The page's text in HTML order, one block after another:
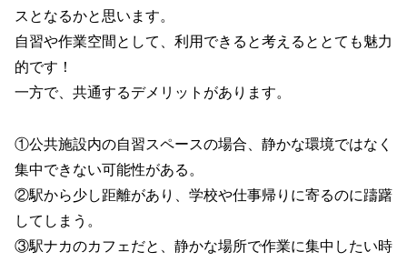
スとなるかと思います。
自習や作業空間として、利用できると考えるととても魅力
的です！
一方で、共通するデメリットがあります。
①公共施設内の自習スペースの場合、静かな環境ではなく
集中できない可能性がある。
②駅から少し距離があり、学校や仕事帰りに寄るのに躊躇
してしまう。
③駅ナカのカフェだと、静かな場所で作業に集中したい時